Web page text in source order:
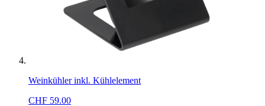
Weinkühler inkl. Kühlelement
CHF 59.00